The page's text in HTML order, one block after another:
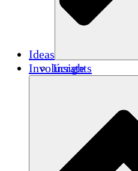
Ideas
Insights
Involúcrate